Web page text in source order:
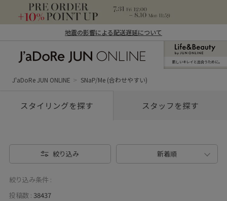
地震の影響による配送遅延について
ン オンライン）
新しいキレイと出合うために。
J'aDoRe JUN ONLINE SNaP/Me (合わせやすい)
スタイリングを探す スタッフを探す
絞り込み 新着順
絞り込み条件 :
投稿数 : 38437